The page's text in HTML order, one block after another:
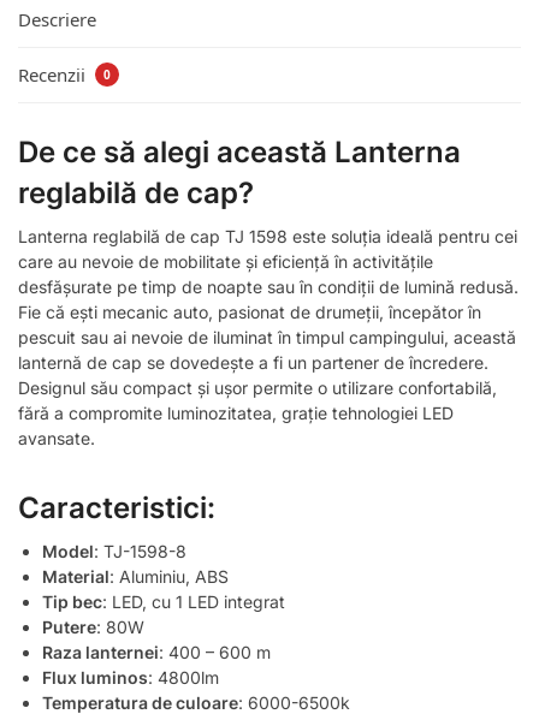
Descriere
Recenzii 0
De ce să alegi această Lanterna
reglabilă de cap?
Lanterna reglabilă de cap TJ 1598 este soluția ideală pentru cei
care au nevoie de mobilitate și eficiență în activitățile
desfășurate pe timp de noapte sau în condiții de lumină redusă.
Fie că ești mecanic auto, pasionat de drumeții, începător în
pescuit sau ai nevoie de iluminat în timpul campingului, această
lanternă de cap se dovedește a fi un partener de încredere.
Designul său compact și ușor permite o utilizare confortabilă,
fără a compromite luminozitatea, grație tehnologiei LED
avansate.
Caracteristici:
Model: TJ-1598-8
Material: Aluminiu, ABS
Tip bec: LED, cu 1 LED integrat
Putere: 80W
Raza lanternei: 400 – 600 m
Flux luminos: 4800lm
Temperatura de culoare: 6000-6500k